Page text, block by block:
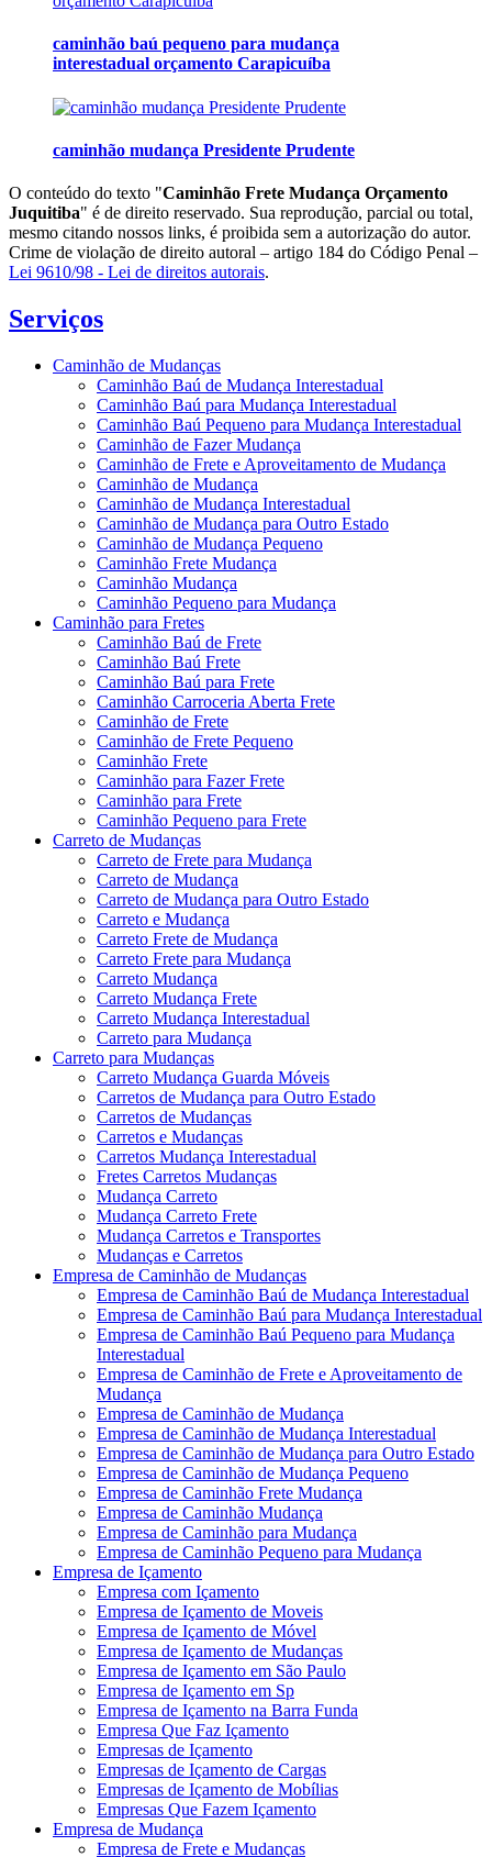
caminhão baú pequeno para mudança
interestadual orçamento Carapicuíba
caminhão mudança Presidente Prudente
O conteúdo do texto "Caminhão Frete Mudança Orçamento
Juquitiba" é de direito reservado. Sua reprodução, parcial ou total,
mesmo citando nossos links, é proibida sem a autorização do autor.
Crime de violação de direito autoral – artigo 184 do Código Penal –
Lei 9610/98 - Lei de direitos autorais.
Serviços
Caminhão de Mudanças
Caminhão Baú de Mudança Interestadual
Caminhão Baú para Mudança Interestadual
Caminhão Baú Pequeno para Mudança Interestadual
Caminhão de Fazer Mudança
Caminhão de Frete e Aproveitamento de Mudança
Caminhão de Mudança
Caminhão de Mudança Interestadual
Caminhão de Mudança para Outro Estado
Caminhão de Mudança Pequeno
Caminhão Frete Mudança
Caminhão Mudança
Caminhão Pequeno para Mudança
Caminhão para Fretes
Caminhão Baú de Frete
Caminhão Baú Frete
Caminhão Baú para Frete
Caminhão Carroceria Aberta Frete
Caminhão de Frete
Caminhão de Frete Pequeno
Caminhão Frete
Caminhão para Fazer Frete
Caminhão para Frete
Caminhão Pequeno para Frete
Carreto de Mudanças
Carreto de Frete para Mudança
Carreto de Mudança
Carreto de Mudança para Outro Estado
Carreto e Mudança
Carreto Frete de Mudança
Carreto Frete para Mudança
Carreto Mudança
Carreto Mudança Frete
Carreto Mudança Interestadual
Carreto para Mudança
Carreto para Mudanças
Carreto Mudança Guarda Móveis
Carretos de Mudança para Outro Estado
Carretos de Mudanças
Carretos e Mudanças
Carretos Mudança Interestadual
Fretes Carretos Mudanças
Mudança Carreto
Mudança Carreto Frete
Mudança Carretos e Transportes
Mudanças e Carretos
Empresa de Caminhão de Mudanças
Empresa de Caminhão Baú de Mudança Interestadual
Empresa de Caminhão Baú para Mudança Interestadual
Empresa de Caminhão Baú Pequeno para Mudança
Interestadual
Empresa de Caminhão de Frete e Aproveitamento de
Mudança
Empresa de Caminhão de Mudança
Empresa de Caminhão de Mudança Interestadual
Empresa de Caminhão de Mudança para Outro Estado
Empresa de Caminhão de Mudança Pequeno
Empresa de Caminhão Frete Mudança
Empresa de Caminhão Mudança
Empresa de Caminhão para Mudança
Empresa de Caminhão Pequeno para Mudança
Empresa de Içamento
Empresa com Içamento
Empresa de Içamento de Moveis
Empresa de Içamento de Móvel
Empresa de Içamento de Mudanças
Empresa de Içamento em São Paulo
Empresa de Içamento em Sp
Empresa de Içamento na Barra Funda
Empresa Que Faz Içamento
Empresas de Içamento
Empresas de Içamento de Cargas
Empresas de Içamento de Mobílias
Empresas Que Fazem Içamento
Empresa de Mudança
Empresa de Frete e Mudanças